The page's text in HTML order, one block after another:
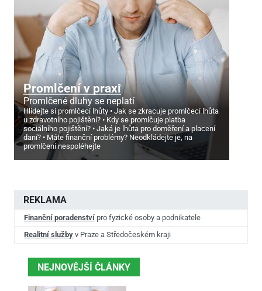
Promlčení v praxi
Promlčené dluhy se neplatí
Hlídejte si promlčecí lhůty
Jak se zkracuje promlčecí lhůta
u zdravotního pojištění?
Kdy se promlčuje platba
sociálního pojištění?
Jaká je lhůta pro doměření a placení
daní?
Máte finanční problémy? Neodkládejte je, na
promlčení nespoléhejte
REKLAMA
Finanční poradenství pro fyzické osoby a podnikatele
Realitní služby v Praze a Středočeském kraji
NEJNOVĚJŠÍ ČLÁNKY